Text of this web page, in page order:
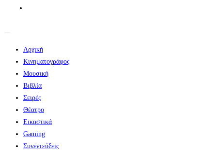
Αρχική
Κινηματογράφος
Μουσική
Βιβλία
Σειρές
Θέατρο
Εικαστικά
Gaming
Συνεντεύξεις